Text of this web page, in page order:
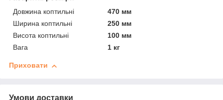
Довжина коптильні
470 мм
Ширина коптильні
250 мм
Висота коптильні
100 мм
Вага
1 кг
Приховати
Умови доставки